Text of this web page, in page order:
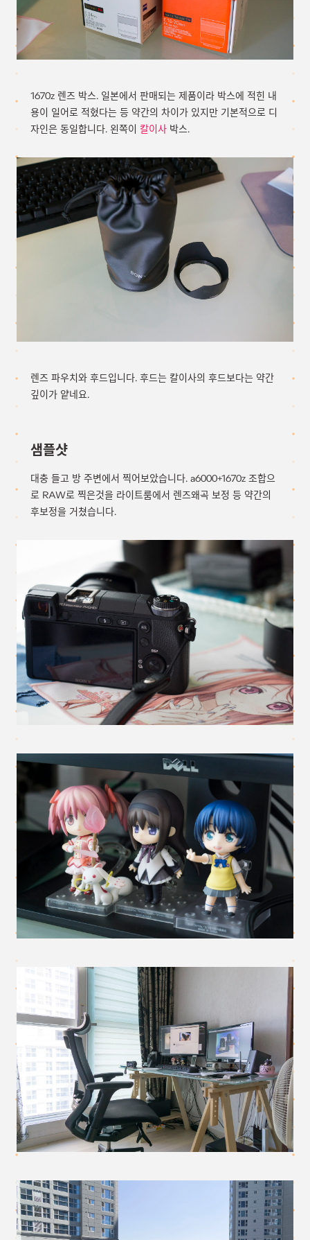
1670z 렌즈 박스. 일본에서 판매되는 제품이라 박스에 적힌 내
용이 일어로 적혔다는 등 약간의 차이가 있지만 기본적으로 디
자인은 동일합니다. 왼쪽이 칼이사 박스.
렌즈 파우치와 후드입니다. 후드는 칼이사의 후드보다는 약간
깊이가 얕네요.
샘플샷
대충 들고 방 주변에서 찍어보았습니다. a6000+1670z 조합으
로 RAW로 찍은것을 라이트룸에서 렌즈왜곡 보정 등 약간의
후보정을 거쳤습니다.